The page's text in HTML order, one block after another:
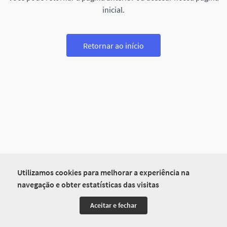
Utilizamos cookies para melhorar a experiência na
navegação e obter estatísticas das visitas
Aceitar e fechar
inicial.
Retornar ao início